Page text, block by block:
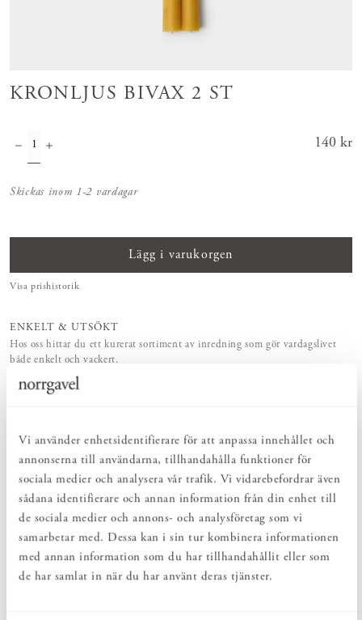
Vi använder enhetsidentifierare för att anpassa innehållet och
annonserna till användarna, tillhandahålla funktioner för
sociala medier och analysera vår trafik. Vi vidarebefordrar även
sådana identifierare och annan information från din enhet till
de sociala medier och annons- och analysföretag som vi
samarbetar med. Dessa kan i sin tur kombinera informationen
med annan information som du har tillhandahållit eller som
de har samlat in när du har använt deras tjänster.
KRONLJUS BIVAX 2 ST
Pris :
140 kr
Skickas inom 1-2 vardagar
Lägg i varukorgen
Visa prishistorik
ENKELT & UTSÖKT
Hos oss hittar du ett kurerat sortiment av inredning som gör vardagslivet
både enkelt och vackert.
NATURLIGT & LÅNGSIKTIGT
Bruksföremål och inredningsdetaljer som genomgående är tillverkade av
Inredningsdetaljer som kompletterar möblerna och skapar en harmonisk
helhetsupplevelse.
PRODUKTBESKRIVNING
Kronljus av bivax med ett varmt och naturligt sken. Ljuset har en
brinntid på cirka 12 timmar.